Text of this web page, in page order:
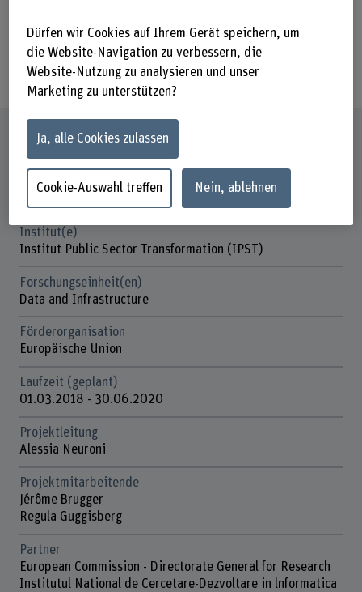
«Prinzips des einmaligen
Datenerfassung» und bringt dabei die
Perspektive der Schweiz ein.
Steckbrief
Beteiligte Departemente
Institut(e)
Institut Public Sector Transformation (IPST)
Forschungseinheit(en)
Data and Infrastructure
Förderorganisation
Europäische Union
Laufzeit (geplant)
01.03.2018 - 30.06.2020
Projektleitung
Alessia Neuroni
Projektmitarbeitende
Jérôme Brugger
Regula Guggisberg
Partner
European Commission - Directorate General for Research
Institutul National de Cercetare-Dezvoltare in lnformatica
Dürfen wir Cookies auf Ihrem Gerät speichern, um
die Website-Navigation zu verbessern, die
Website-Nutzung zu analysieren und unser
Marketing zu unterstützen?
Ja, alle Cookies zulassen
Cookie-Auswahl treffen Nein, ablehnen